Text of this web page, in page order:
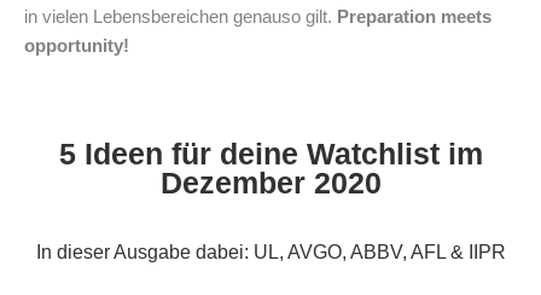
in vielen Lebensbereichen genauso gilt. Preparation meets
opportunity!
5 Ideen für deine Watchlist im
Dezember 2020
In dieser Ausgabe dabei: UL, AVGO, ABBV, AFL & IIPR